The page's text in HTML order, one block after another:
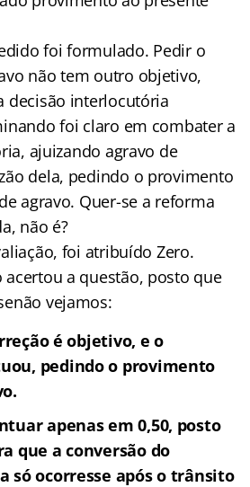
foi formulado. Pedir o
não tem outro objetivo,
decisão interlocutória
foi claro em combater a
ajuizando agravo de
dela, pedindo o provimento
agravo. Quer-se a reforma
não é?
foi atribuído Zero.
acertou a questão, posto que
vejamos:
é objetivo, e o
pedindo o provimento
apenas em 0,50, posto
que a conversão do
só ocorresse após o trânsito